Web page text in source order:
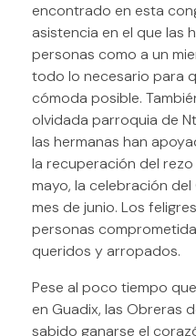
encontrado en esta
asistencia en el que las
personas como a un
todo lo necesario para
cómoda posible.
olvidada parroquia de
las hermanas han
la recuperación del
mayo, la celebración
mes de junio. Los
personas
queridos y arropados.
Pese al poco tiempo
en Guadix, las Obreras
sabido ganarse el